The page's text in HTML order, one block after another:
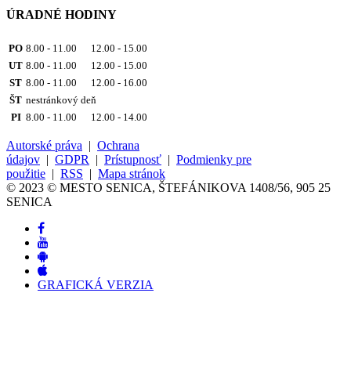
ÚRADNÉ HODINY
PO 8.00 - 11.00 12.00 - 15.00
UT 8.00 - 11.00 12.00 - 15.00
ST 8.00 - 11.00 12.00 - 16.00
ŠT nestránkový deň
PI 8.00 - 11.00 12.00 - 14.00
Autorské práva | Ochrana
údajov | GDPR | Prístupnosť | Podmienky pre
použitie | RSS | Mapa stránok
© 2023 © MESTO SENICA, ŠTEFÁNIKOVA 1408/56, 905 25
SENICA
GRAFICKÁ VERZIA